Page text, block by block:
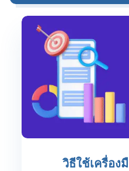
วิธีใช้เครื่อง